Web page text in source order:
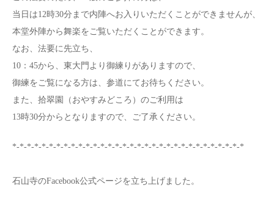
当日は12時30分まで内陣へお入りいただくことができませんが、
本堂外陣から舞楽をご覧いただくことができます。
なお、法要に先立ち、
10：45から、東大門より御練りがありますので、
御練をご覧になる方は、参道にてお待ちください。
また、拾翠園（おやすみどころ）のご利用は
13時30分からとなりますので、ご了承ください。
*-*-*-*-*-*-*-*-*-*-*-*-*-*-*-*-*-*-*-*-*-*-*-*-*-*-*-*-*-*-*-*
石山寺のFacebook公式ページを立ち上げました。